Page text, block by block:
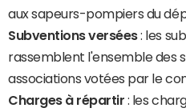
aux sapeurs-pompiers du
Subventions versées: les
rassemblent l'ensemble des
associations votées par le
Charges à répartir : les